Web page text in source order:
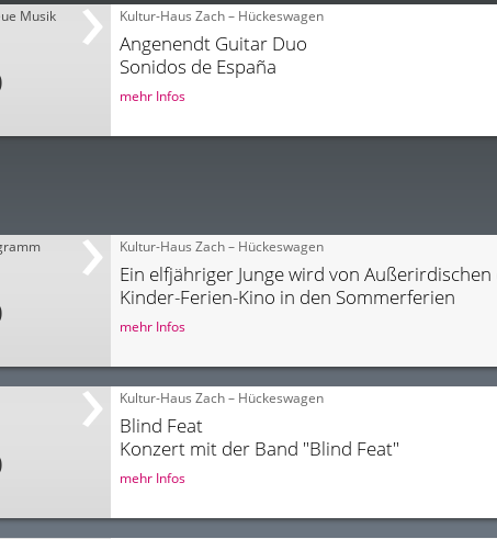
Musik Kultur-Haus Zach – Hückeswagen
Angenendt Guitar Duo
Sonidos de España
mehr Infos
Kultur-Haus Zach – Hückeswagen
Ein elfjähriger Junge wird von
Kinder-Ferien-Kino in den Sommerferien
mehr Infos
Kultur-Haus Zach – Hückeswagen
Blind Feat
Konzert mit der Band "Blind Feat"
mehr Infos